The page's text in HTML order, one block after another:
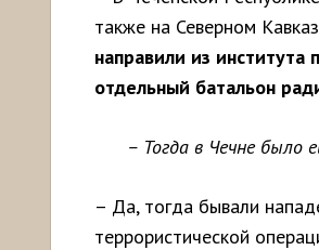
также на Северном
направили из института
отдельный батальон
– Тогда в Чечне было
– Да, тогда бывали
террористической